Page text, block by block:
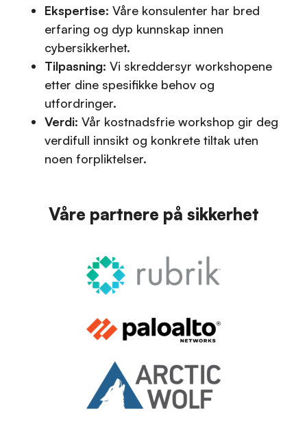
Ekspertise: Våre konsulenter har bred
erfaring og dyp kunnskap innen
cybersikkerhet.
Tilpasning: Vi skreddersyr workshopene
etter dine spesifikke behov og
utfordringer.
Verdi: Vår kostnadsfrie workshop gir deg
verdifull innsikt og konkrete tiltak uten
noen forpliktelser.
Våre partnere på sikkerhet